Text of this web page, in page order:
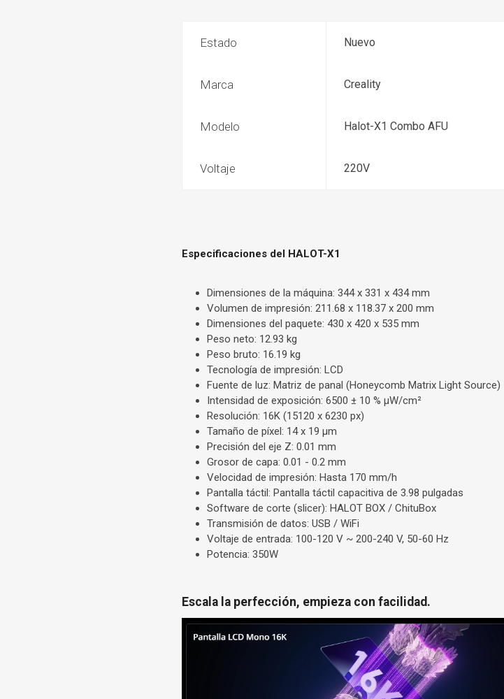
Estado Nuevo
Marca Creality
Modelo Halot-X1 Combo AFU
Voltaje 220V
Especificaciones del HALOT-X1
Dimensiones de la máquina: 344 x 331 x 434 mm
Volumen de impresión: 211.68 x 118.37 x 200 mm
Dimensiones del paquete: 430 x 420 x 535 mm
Peso neto: 12.93 kg
Peso bruto: 16.19 kg
Tecnología de impresión: LCD
Fuente de luz: Matriz de panal (Honeycomb Matrix Light Source)
Intensidad de exposición: 6500 ± 10 % μW/cm²
Resolución: 16K (15120 x 6230 px)
Tamaño de píxel: 14 x 19 μm
Precisión del eje Z: 0.01 mm
Grosor de capa: 0.01 - 0.2 mm
Velocidad de impresión: Hasta 170 mm/h
Pantalla táctil: Pantalla táctil capacitiva de 3.98 pulgadas
Software de corte (slicer): HALOT BOX / ChituBox
Transmisión de datos: USB / WiFi
Voltaje de entrada: 100-120 V ~ 200-240 V, 50-60 Hz
Potencia: 350W
Escala la perfección, empieza con facilidad.